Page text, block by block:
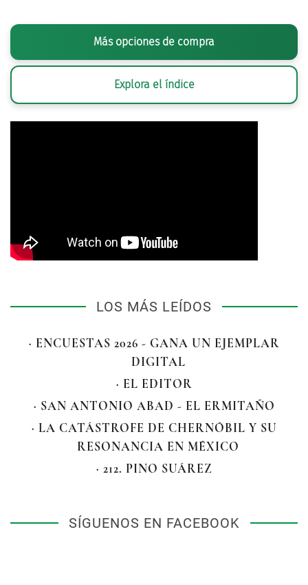
Más opciones de compra
Explora el índice
LOS MÁS LEÍDOS
· ENCUESTAS 2026 - GANA UN EJEMPLAR
DIGITAL
· EL EDITOR
· SAN ANTONIO ABAD - EL ERMITAÑO
· LA CATÁSTROFE DE CHERNÓBIL Y SU
RESONANCIA EN MÉXICO
· 212. PINO SUÁREZ
SÍGUENOS EN FACEBOOK